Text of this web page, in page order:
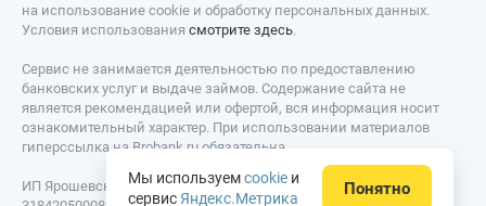
на использование cookie и обработку персональных данных.
Условия использования смотрите здесь.
Сервис не занимается деятельностью по предоставлению
банковских услуг и выдаче займов. Содержание сайта не
является рекомендацией или офертой, вся информация носит
ознакомительный характер. При использовании материалов
гиперссылка на Brobank.ru обязательна.
ИП Ярошевский Д.И. ИНН: 423082922740. ОГРНИП:
Мы используемcookie и
сервис Яндекс.Метрика Понятно